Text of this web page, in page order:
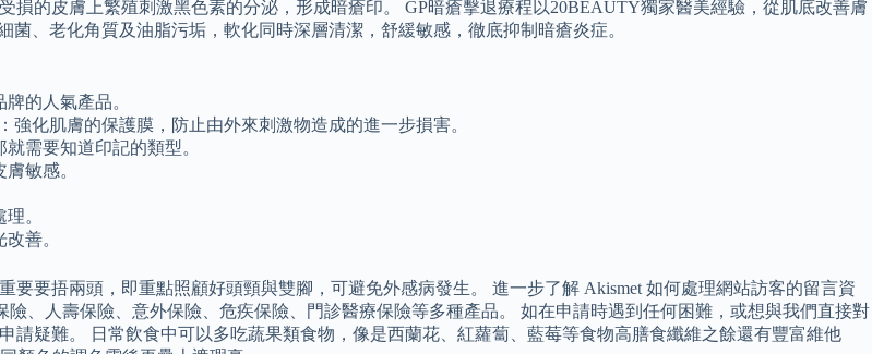
的皮膚上繁殖刺激黑色素的分泌，形成暗瘡印。 GP暗瘡擊退療程以20BEAUTY獨家醫美經驗，從肌底改善膚
、老化角質及油脂污垢，軟化同時深層清潔，舒緩敏感，徹底抑制暗瘡炎症。
的人氣產品。
化肌膚的保護膜，防止由外來刺激物造成的進一步損害。
需要知道印記的類型。
敏感。
。
善。
要捂兩頭，即重點照顧好頭頸與雙腳，可避免外感病發生。 進一步了解 Akismet 如何處理網站訪客的留言資
、人壽保險、意外保險、危疾保險、門診醫療保險等多種產品。 如在申請時遇到任何困難，或想與我們直接對
疑難。 日常飲食中可以多吃蔬果類食物，像是西蘭花、紅蘿蔔、藍莓等食物高膳食纖維之餘還有豐富維他